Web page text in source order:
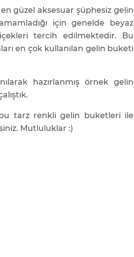
güzel aksesuar şüphesiz gelin
için genelde beyaz
tercih edilmektedir. Bu
en çok kullanılan gelin buketi
hazırlanmış örnek gelin
tarz renkli gelin buketleri ile
Mutluluklar :)